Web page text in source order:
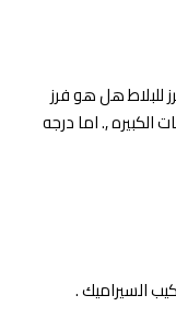
للبلاط هل هو فرز
,. اما درجه
السيراميك .